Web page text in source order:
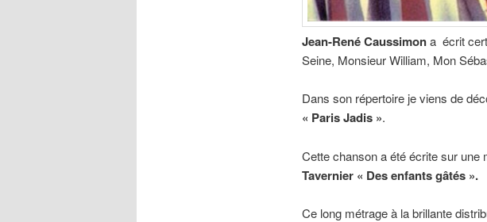
Jean-René Caussimona écrit
Seine, Monsieur William, Mon
Dans son répertoire je viens de
« Paris Jadis ».
Cette chanson a été écrite sur une
Tavernier « Des enfants gâtés ».
Ce long métrage à la brillante